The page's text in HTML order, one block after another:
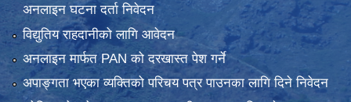
अनलाइन घटना दर्ता निवेदन
विद्युतिय राहदानीको लागि आवेदन
अनलाइन मार्फत PAN को दरखास्त पेश गर्ने
अपाङ्गता भएका व्यक्तिको परिचय पत्र पाउनका लागि दिने निवेदन